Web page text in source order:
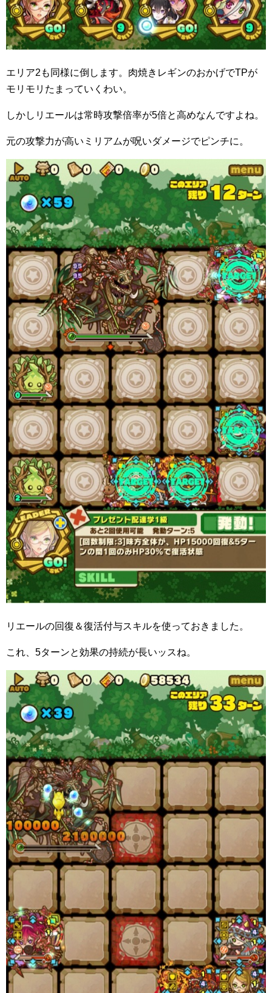
エリア2も同様に倒します。肉焼きレギンのおかげでTPが
モリモリたまっていくわい。
しかしリエールは常時攻撃倍率が5倍と高めなんですよね。
元の攻撃力が高いミリアムが呪いダメージでピンチに。
リエールの回復＆復活付与スキルを使っておきました。
これ、5ターンと効果の持続が長いッスね。